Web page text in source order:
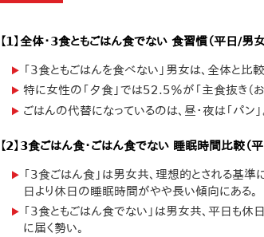
【1】全体・3食ともごはん食でない 食習慣（平日/男
「3食ともごはんを食べない」男女は、全体と比
特に女性の「夕食」では52.5％が「主食抜き（お
ごはんの代替になっているのは、昼・夜は「パン」
【2】3食ごはん食・ごはん食でない 睡眠時間比較（
「3食ごはん食」は男女共、理想的とされる基準
日より休日の睡眠時間がやや長い傾向にある。
「3食ともごはん食でない」は男女共、平日も
に届く勢い。